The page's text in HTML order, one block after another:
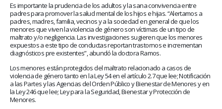
Es importante la prudencia de los adultos y la sana convivencia entre
padres para promover la salud mental de los hijos e hijas. “Alertamos a
padres, madres, familia, vecinos y a la sociedad en general de que los
menores que viven la violencia de género son víctimas de un tipo de
maltrato y/o negligencia. Las investigaciones sugieren que los menores
expuestos a este tipo de conductas reportan trastornos e incrementan
diagnósticos pre existentes”, abundó la doctora Ramos.
Los menores están protegidos del maltrato relacionado a casos de
violencia de género tanto en la Ley 54 en el artículo 2.7 que lee; Notificación
a las Partes y las Agencias del Orden Público y Bienestar de Menores y en
la Ley 246 que lee; Ley para la Seguridad, Bienestar y Protección de
Menores.